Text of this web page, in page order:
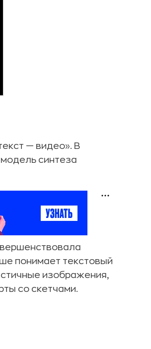
— видео». В
синтеза
понимает текстовый
изображения,
со скетчами.